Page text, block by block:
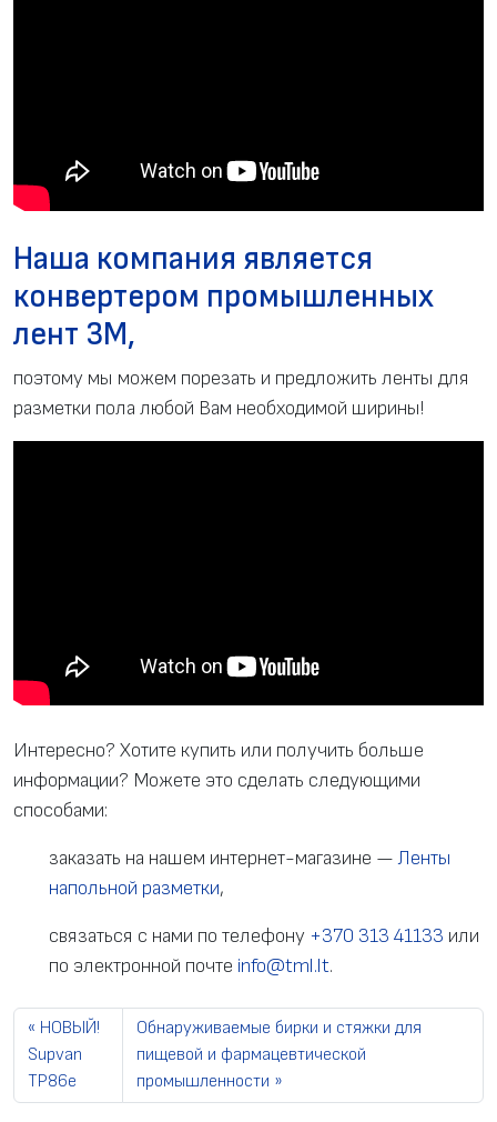
Наша компания является
конвертером промышленных
лент 3M,
поэтому мы можем порезать и предложить ленты для
разметки пола любой Вам необходимой ширины!
Интересно? Хотите купить или получить больше
информации? Можете это сделать следующими
способами:
заказать на нашем интернет-магазине —Ленты
напольной разметки,
связаться с нами по телефону +370 313 41133 или
по электронной почте info@tml.lt.
НОВЫЙ!
Supvan
TP86e
Обнаруживаемые бирки и стяжки для
пищевой и фармацевтической
промышленности